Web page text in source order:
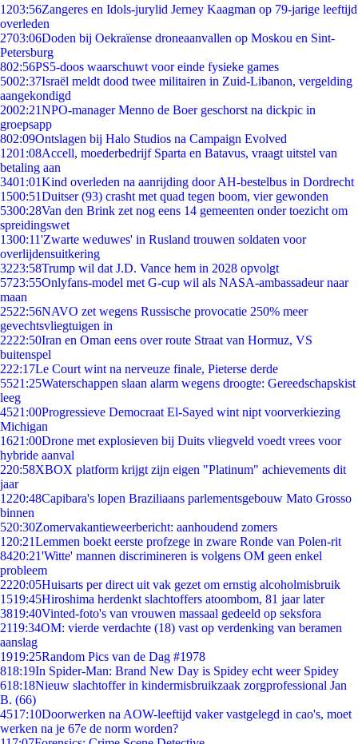
1203:56Zangeres en Idols-jurylid Jerney Kaagman op 79-jarige leeftijd
overleden
2703:06Doden bij Oekraïense droneaanvallen op Moskou en Sint-
Petersburg
802:56PS5-doos waarschuwt voor einde fysieke games
5002:37Israël meldt dood twee militairen in Zuid-Libanon, vergelding
aangekondigd
2002:21NPO-manager Menno de Boer geschorst na dickpic in
groepsapp
802:09Ontslagen bij Halo Studios na Campaign Evolved
1201:08Accell, moederbedrijf Sparta en Batavus, vraagt uitstel van
betaling aan
3401:01Kind overleden na aanrijding door AH-bestelbus in Dordrecht
1500:51Duitser (93) crasht met quad tegen boom, vier gewonden
5300:28Van den Brink zet nog eens 14 gemeenten onder toezicht om
spreidingswet
1300:11'Zwarte weduwes' in Rusland trouwen soldaten voor
overlijdensuitkering
3223:58Trump wil dat J.D. Vance hem in 2028 opvolgt
5723:55Onlyfans-model met G-cup wil als NASA-ambassadeur naar
maan
2522:56NAVO zet wegens Russische provocatie 250% meer
gevechtsvliegtuigen in
2222:50Iran en Oman eens over route Straat van Hormuz, VS
buitenspel
222:17Le Court wint na nerveuze finale, Pieterse derde
5521:25Waterschappen slaan alarm wegens droogte: Gereedschapskist
leeg
4521:00Progressieve Democraat El-Sayed wint nipt voorverkiezing
Michigan
1621:00Drone met explosieven bij Duits vliegveld voedt vrees voor
hybride aanval
220:58XBOX platform krijgt zijn eigen "Platinum" achievements dit
jaar
1220:48Capibara's lopen Braziliaans parlementsgebouw Mato Grosso
binnen
520:30Zomervakantieweerbericht: aanhoudend zomers
1 20:21Lemmen boekt eerste profzege in zware Ronde van Polen-rit
8420:21'Witte' mannen discrimineren is volgens OM geen enkel
probleem
2220:05Huisarts per direct uit vak gezet om ernstig alcoholmisbruik
1519:45Hiroshima herdenkt slachtoffers atoombom, 81 jaar later
3819:40Vinted-foto's van vrouwen massaal gedeeld op seksfora
2119:34OM: vierde verdachte (18) vast op verdenking van beramen
aanslag
1919:25Random Pics van de Dag #1978
818:19In Spider-Man: Brand New Day is Spidey echt weer Spidey
618:18Nieuw slachtoffer in kindermisbruikzaak zorgprofessional Jan
B. (66)
4517:10Doorwerken na AOW-leeftijd vaker vastgelegd in cao's, moet
werken na je 67e de norm worden?